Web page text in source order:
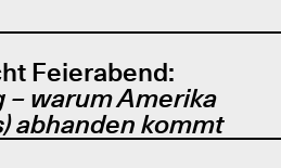
Feierabend:
– warum Amerika
abhanden kommt